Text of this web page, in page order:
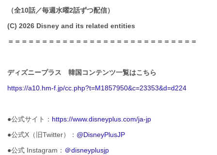
（全10話／毎週水曜2話ずつ配信）
(C) 2026 Disney and its related entities
＝＝＝＝＝＝＝＝＝＝＝＝＝＝＝＝＝＝＝＝＝＝＝＝＝＝＝＝
ディズニープラス 韓国コンテンツ一覧はこちら
https://a10.hm-f.jp/cc.php?t=M1857950&c=23353&d=d224
●公式サイト： https://www.disneyplus.com/ja-jp
●公式X（旧Twitter）： @DisneyPlusJP
●公式 Instagram： ＠disneyplusjp